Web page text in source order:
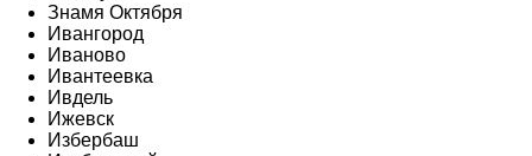
Знамя Октября
Ивангород
Иваново
Ивантеевка
Ивдель
Ижевск
Избербаш